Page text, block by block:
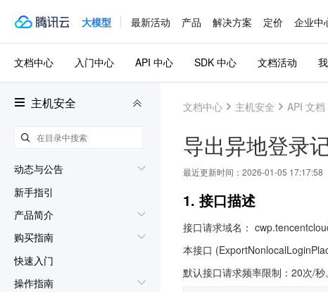
大模型 最新活动 产品 解决方案 定价 企业中
主机安全
动态与公告
新手指引
产品简介
购买指南
快速入门
操作指南
文档中心 入门中心 API 中心 SDK 中心 文档活动
文档中心 主机安全 API 文档
导出异地登录
最近更新时间： 2026-01-05 17:17:58
1. 接口描述
接口请求域名：
本接口
默认接口请求频率限制：20次/秒。